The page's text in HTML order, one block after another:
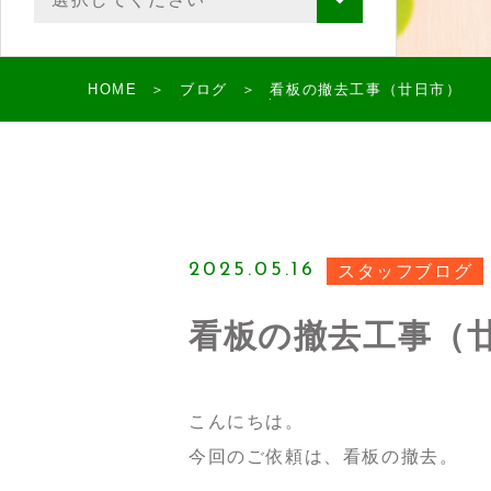
HOME ブログ 看板の撤去工事（廿日市）
2025.05.16 スタッフブログ
看板の撤去工事（
こんにちは。
今回のご依頼は、看板の撤去。